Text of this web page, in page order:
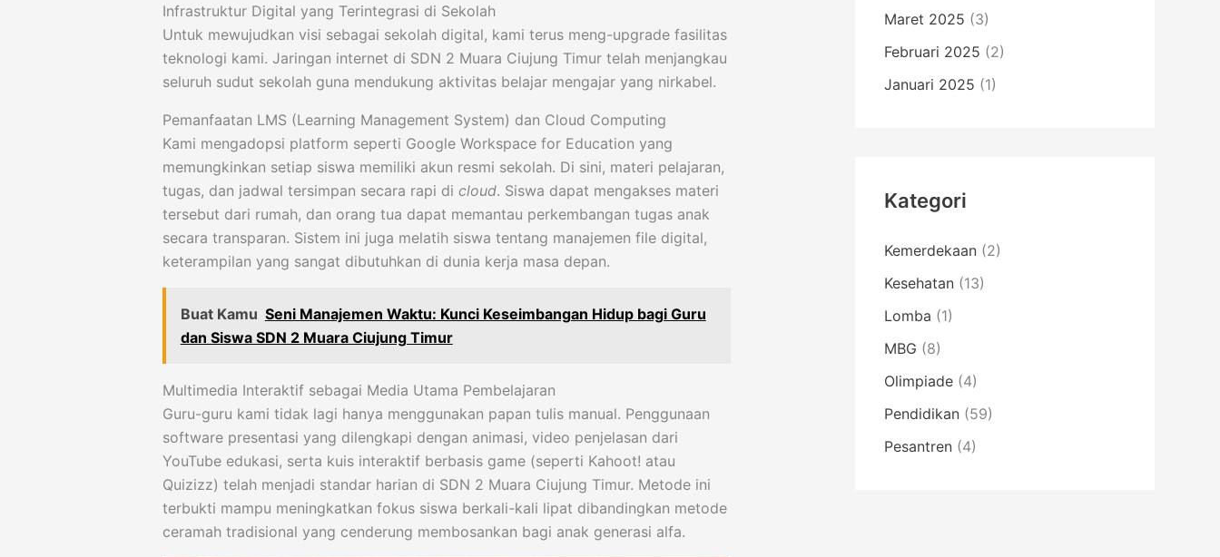
Infrastruktur Digital yang Terintegrasi di Sekolah
Untuk mewujudkan visi sebagai sekolah digital, kami terus meng-upgrade fasilitas
teknologi kami. Jaringan internet di SDN 2 Muara Ciujung Timur telah menjangkau
seluruh sudut sekolah guna mendukung aktivitas belajar mengajar yang nirkabel.
Pemanfaatan LMS (Learning Management System) dan Cloud Computing
Kami mengadopsi platform seperti Google Workspace for Education yang
memungkinkan setiap siswa memiliki akun resmi sekolah. Di sini, materi pelajaran,
tugas, dan jadwal tersimpan secara rapi di cloud. Siswa dapat mengakses materi
tersebut dari rumah, dan orang tua dapat memantau perkembangan tugas anak
secara transparan. Sistem ini juga melatih siswa tentang manajemen file digital,
keterampilan yang sangat dibutuhkan di dunia kerja masa depan.
Buat Kamu Seni Manajemen Waktu: Kunci Keseimbangan Hidup bagi Guru
dan Siswa SDN 2 Muara Ciujung Timur
Multimedia Interaktif sebagai Media Utama Pembelajaran
Guru-guru kami tidak lagi hanya menggunakan papan tulis manual. Penggunaan
software presentasi yang dilengkapi dengan animasi, video penjelasan dari
YouTube edukasi, serta kuis interaktif berbasis game (seperti Kahoot! atau
Quizizz) telah menjadi standar harian di SDN 2 Muara Ciujung Timur. Metode ini
terbukti mampu meningkatkan fokus siswa berkali-kali lipat dibandingkan metode
ceramah tradisional yang cenderung membosankan bagi anak generasi alfa.
Maret 2025 (3)
Februari 2025 (2)
Januari 2025 (1)
Kategori
Kemerdekaan (2)
Kesehatan (13)
Lomba (1)
MBG (8)
Olimpiade (4)
Pendidikan (59)
Pesantren (4)